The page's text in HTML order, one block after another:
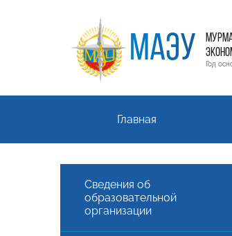
МАЭУ Год
Главная
Сведения об
образовательной
организации